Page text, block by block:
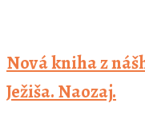
Nová kniha z
Ježiša. Naozaj.